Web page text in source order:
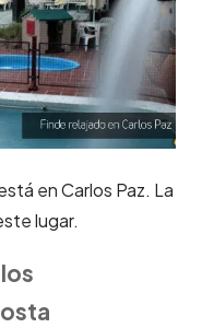
en Carlos Paz. La
lugar.